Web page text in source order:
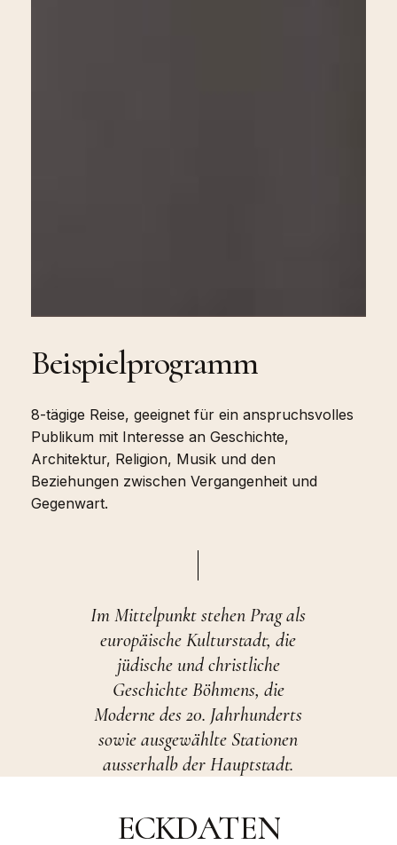
Beispielprogramm
8-tägige Reise, geeignet für ein anspruchsvolles
Publikum mit Interesse an Geschichte,
Architektur, Religion, Musik und den
Beziehungen zwischen Vergangenheit und
Gegenwart.
Im Mittelpunkt stehen Prag als
europäische Kulturstadt, die
jüdische und christliche
Geschichte Böhmens, die
Moderne des 20. Jahrhunderts
sowie ausgewählte Stationen
ausserhalb der Hauptstadt.
ECKDATEN